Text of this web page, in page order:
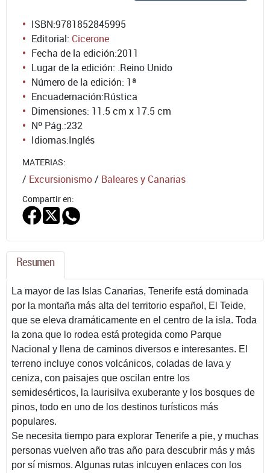
ISBN:9781852845995
Editorial: Cicerone
Fecha de la edición:2011
Lugar de la edición: .Reino Unido
Número de la edición: 1ª
Encuadernación:Rústica
Dimensiones: 11.5 cm x 17.5 cm
Nº Pág.:232
Idiomas:Inglés
MATERIAS:
/ Excursionismo/ Baleares y Canarias
Compartir en:
Resumen
La mayor de las Islas Canarias, Tenerife está dominada
por la montaña más alta del territorio español, El Teide,
que se eleva dramáticamente en el centro de la isla. Toda
la zona que lo rodea está protegida como Parque
Nacional y llena de caminos diversos e interesantes. El
terreno incluye conos volcánicos, coladas de lava y
ceniza, con paisajes que oscilan entre los
semidesérticos, la laurisilva exuberante y los bosques de
pinos, todo en uno de los destinos turísticos más
populares.
Se necesita tiempo para explorar Tenerife a pie, y muchas
personas vuelven año tras año para descubrir más y más
por sí mismos. Algunas rutas inlcuyen enlaces con los